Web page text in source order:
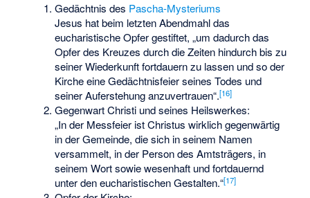
Gedächtnis des Pascha-Mysteriums
Jesus hat beim letzten Abendmahl das
eucharistische Opfer gestiftet, „um dadurch das
Opfer des Kreuzes durch die Zeiten hindurch bis zu
seiner Wiederkunft fortdauern zu lassen und so der
Kirche eine Gedächtnisfeier seines Todes und
seiner Auferstehung anzuvertrauen“.[16]
Gegenwart Christi und seines Heilswerkes:
„In der Messfeier ist Christus wirklich gegenwärtig
in der Gemeinde, die sich in seinem Namen
versammelt, in der Person des Amtsträgers, in
seinem Wort sowie wesenhaft und fortdauernd
unter den eucharistischen Gestalten.“[17]